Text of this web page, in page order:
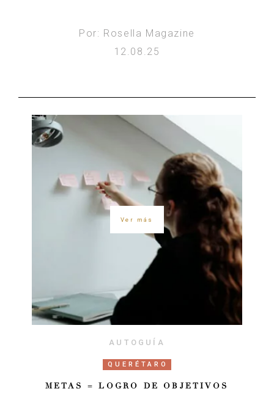
Por: Rosella Magazine
12.08.25
Ver más
AUTOGUÍA
QUERÉTARO
METAS = LOGRO DE OBJETIVOS